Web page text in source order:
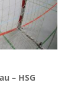
– HSG